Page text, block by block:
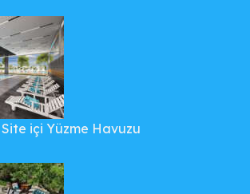
Site içi Yüzme Havuzu